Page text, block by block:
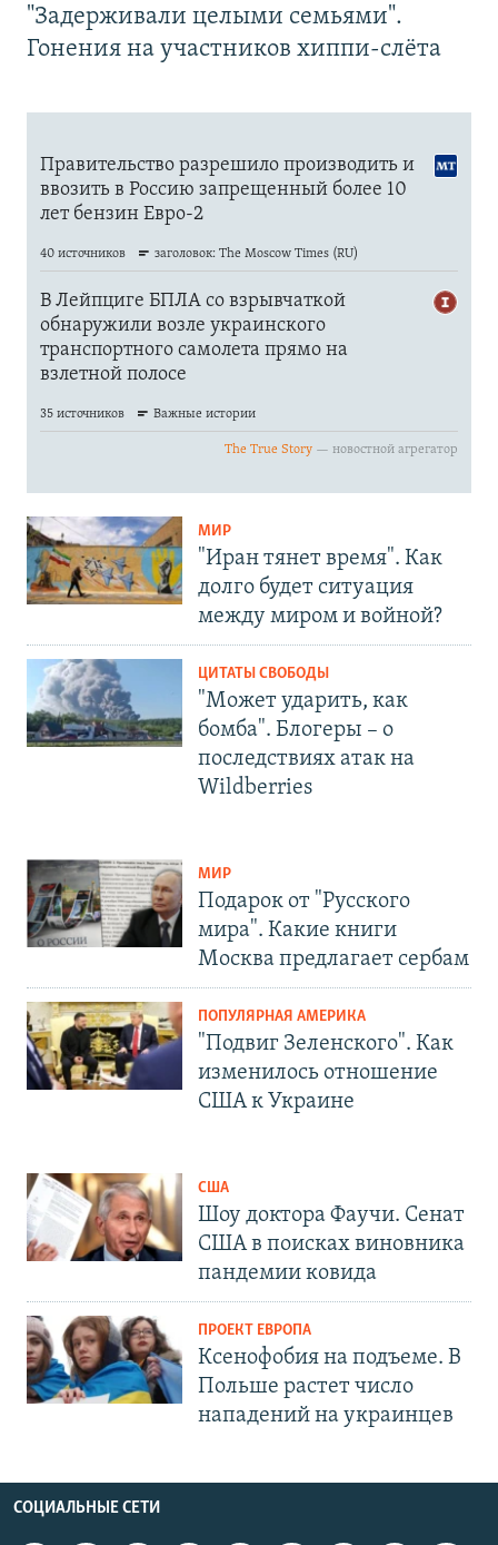
"Задерживали целыми семьями".
Гонения на участников хиппи-слёта
МИР
"Иран тянет время". Как
долго будет ситуация
между миром и войной?
ЦИТАТЫ СВОБОДЫ
"Может ударить, как
бомба". Блогеры – о
последствиях атак на
Wildberries
МИР
Подарок от "Русского
мира". Какие книги
Москва предлагает сербам
ПОПУЛЯРНАЯ АМЕРИКА
"Подвиг Зеленского". Как
изменилось отношение
США к Украине
США
Шоу доктора Фаучи. Сенат
США в поисках виновника
пандемии ковида
ПРОЕКТ ЕВРОПА
Ксенофобия на подъеме. В
Польше растет число
нападений на украинцев
СОЦИАЛЬНЫЕ СЕТИ